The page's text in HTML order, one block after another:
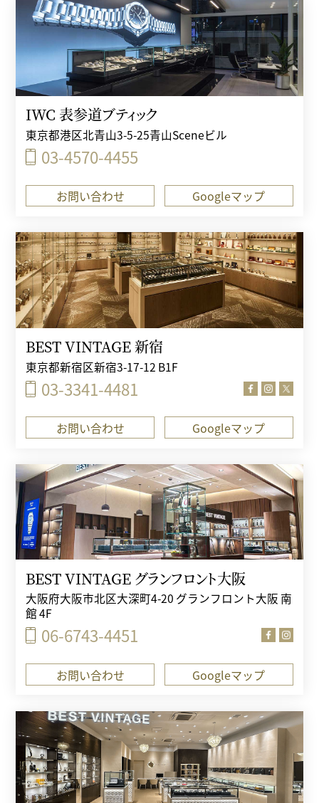
IWC 表参道ブティック
東京都港区北青山3-5-25青山Sceneビル
03-4570-4455
お問い合わせ Googleマップ
BEST VINTAGE 新宿
東京都新宿区新宿3-17-12 B1F
03-3341-4481
お問い合わせ Googleマップ
BEST VINTAGE グランフロント大阪
大阪府大阪市北区大深町4-20 グランフロント大阪 南
館 4F
06-6743-4451
お問い合わせ Googleマップ